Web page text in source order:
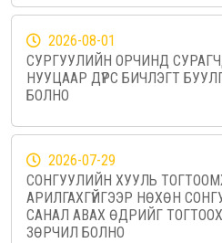
2026-08-01
СУРГУУЛИЙН ОРЧИНД
НУУЦААР ДҮРС БИЧЛЭГТ
БОЛНО
2026-07-29
СОНГУУЛИЙН ХУУЛЬ
АРИЛГАХГҮЙГЭЭР НӨХӨН
САНАЛ АВАХ ӨДРИЙГ
ЗӨРЧИЛ БОЛНО